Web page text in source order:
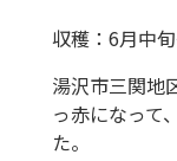
収穫：6月中
湯沢市三関地
っ赤になって
た。